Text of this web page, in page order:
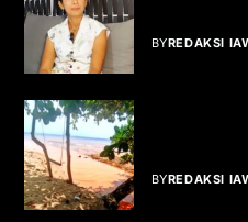
BYREDAKSI
BYREDAKSI